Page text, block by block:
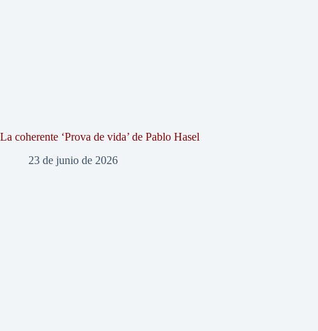
La coherente ‘Prova de vida’ de Pablo Hasel
23 de junio de 2026